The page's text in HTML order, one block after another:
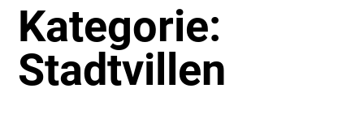
Kategorie:
Stadtvillen